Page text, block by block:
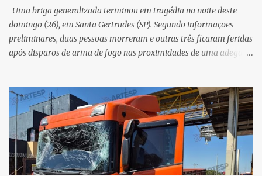
acidente. A Polícia Militar Rodoviária compareceu para o registro
da ocorrência...
Uma briga generalizada terminou em tragédia na noite deste
domingo (26), em Santa Gertrudes (SP). Segundo informações
preliminares, duas pessoas morreram e outras três ficaram feridas
após disparos de arma de fogo nas proximidades de uma adega. O
começado dentro do estabelecimento e se estendido para a área
externa, quando dois homens armados passaram a efetuar
diversos disparos. Duas vítimas morreram ainda no local. Outras
três pessoas foram baleadas e socorridas. Até o momento, não
foram divulgadas informações oficiais sobre o estado de saúde dos
feridos. Equipes da Polícia Militar de Santa Gertrudes atenderam a